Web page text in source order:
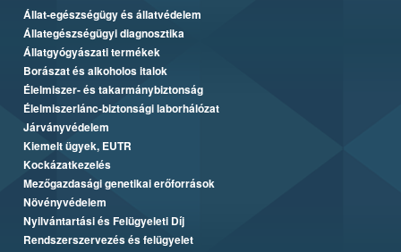
Állat-egészségügy és állatvédelem
Állategészségügyi diagnosztika
Állatgyógyászati termékek
Borászat és alkoholos italok
Élelmiszer- és takarmánybiztonság
Élelmiszerlánc-biztonsági laborhálózat
Járványvédelem
Kiemelt ügyek, EUTR
Kockázatkezelés
Mezőgazdasági genetikai erőforrások
Növényvédelem
Nyilvántartási és Felügyeleti Díj
Rendszerszervezés és felügyelet